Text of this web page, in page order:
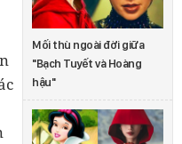
Mối thù ngoài đời giữa
"Bạch Tuyết và Hoàng
hậu"